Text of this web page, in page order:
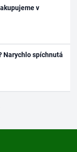
v
Narychlo spíchnutá